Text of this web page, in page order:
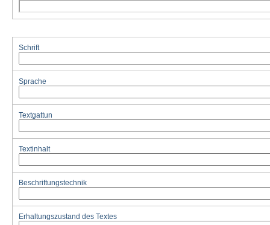
Schrift
Sprache
Textgattun
Textinhalt
Beschriftungstechnik
Erhaltungszustand des Textes